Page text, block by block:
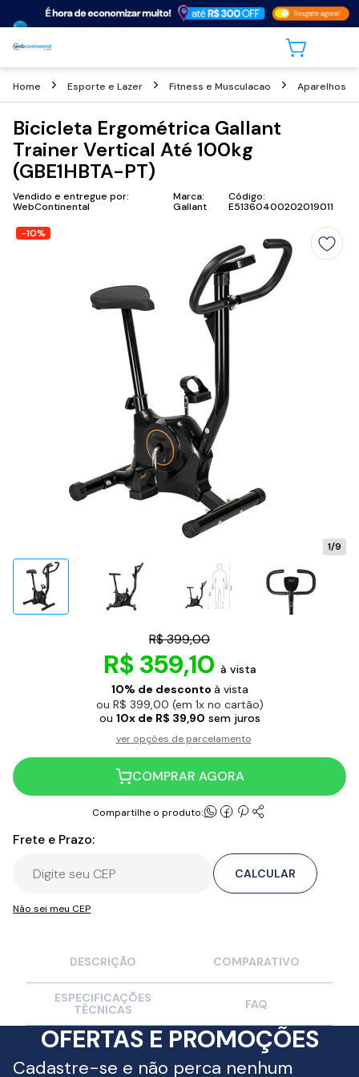
Home Esporte e Lazer Fitness e Musculacao Aparelhos
Bicicleta Ergométrica Gallant
Trainer Vertical Até 100kg
(GBE1HBTA-PT)
Vendido e entregue por:
WebContinental
Marca:
Gallant
Código:
E51360400202019011
-10%
1/9
R$ 399,00
R$ 359,10 à vista
10% de desconto à vista
ou R$ 399,00 (em 1x no cartão)
ou 10x de R$ 39,90
ver opções de parcelamento
COMPRAR AGORA
Compartilhe o produto:
Frete e Prazo:
CALCULAR
Não sei meu CEP
DESCRIÇÃO COMPARATIVO
ESPECIFICAÇÕES
TÉCNICAS
FAQ
OFERTAS E PROMOÇÕES
Cadastre-se e não perca nenhum